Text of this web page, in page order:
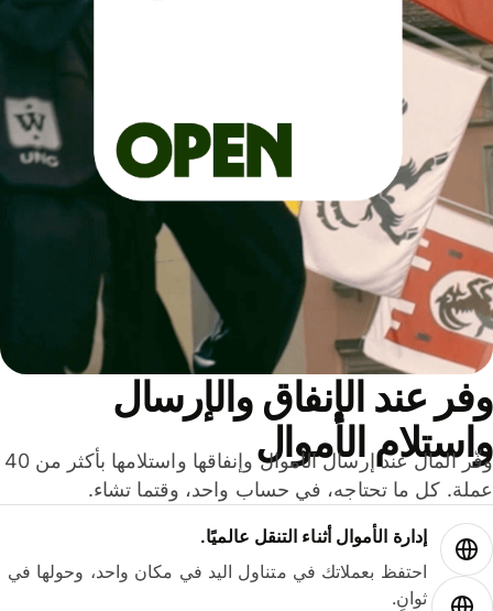
عند الإنفاق والإرسال
الأموال
وفّر المال عند إرسال الأموال وإنفاقها واستلامها بأكثر من 40
كل ما تحتاجه، في حساب واحد، وقتما تشاء.
إدارة الأموال أثناء التنقل عالميًا.
احتفظ بعملاتك في متناول اليد في مكان واحد، وحولها في
ثوانٍ.